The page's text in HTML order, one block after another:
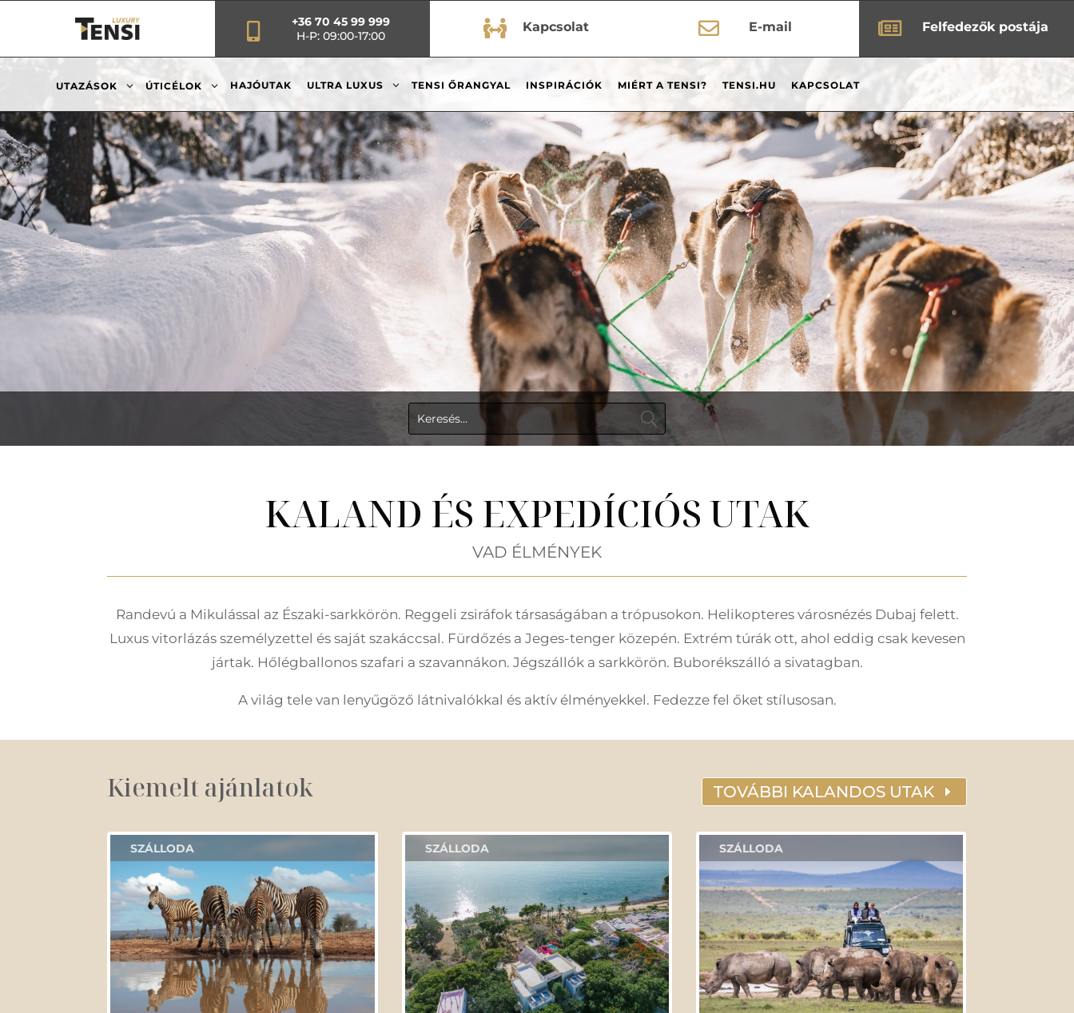
+36 70 45 99 999
H-P: 09:00-17:00
 Kapcsolat  Felfedezők postája
 E-mail
UTAZÁSOK 3 ÚTICÉLOK 3 HAJÓUTAK ULTRA LUXUS 3 TENSI ŐRANGYAL INSPIRÁCIÓK MIÉRT A TENSI? TENSI.HU KAPCSOLAT
KALAND ÉS EXPEDÍCIÓS UTAK
VAD ÉLMÉNYEK
Randevú a Mikulással az Északi-sarkkörön. Reggeli zsiráfok társaságában a trópusokon. Helikopteres városnézés Dubaj felett.
Luxus vitorlázás személyzettel és saját szakáccsal. Fürdőzés a Jeges-tenger közepén. Extrém túrák ott, ahol eddig csak kevesen
jártak. Hőlégballonos szafari a szavannákon. Jégszállók a sarkkörön. Buborékszálló a sivatagban.
A világ tele van lenyűgöző látnivalókkal és aktív élményekkel. Fedezze fel őket stílusosan.
Kiemelt ajánlatok TOVÁBBI KALANDOS UTAK
SZÁLLODA SZÁLLODA SZÁLLODA